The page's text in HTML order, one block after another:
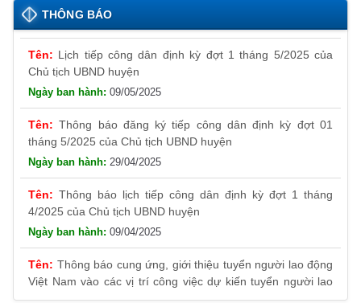
THÔNG BÁO
Lịch tiếp công dân định kỳ đợt 1 tháng 5/2025 của
Chủ tịch UBND huyện
09/05/2025
Thông báo đăng ký tiếp công dân định kỳ đợt 01
tháng 5/2025 của Chủ tịch UBND huyện
29/04/2025
Thông báo lịch tiếp công dân định kỳ đợt 1 tháng
4/2025 của Chủ tịch UBND huyện
09/04/2025
Thông báo cung ứng, giới thiệu tuyển người lao động
Việt Nam vào các vị trí công việc dự kiến tuyển người lao